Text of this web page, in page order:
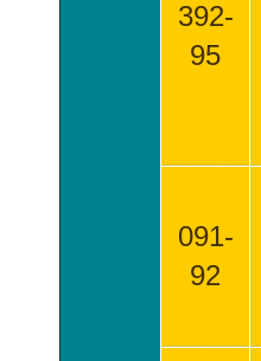
392-
95
091-
92